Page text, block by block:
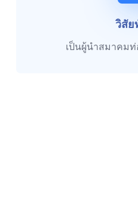
วิสัย
เป็นผู้นำสมาคมท่